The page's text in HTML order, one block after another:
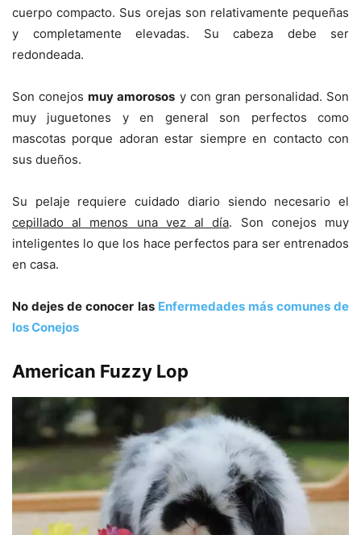
cuerpo compacto. Sus orejas son relativamente pequeñas
y completamente elevadas. Su cabeza debe ser
redondeada.
Son conejosmuy amorosos y con gran personalidad. Son
muy juguetones y en general son perfectos como
mascotas porque adoran estar siempre en contacto con
sus dueños.
Su pelaje requiere cuidado diario siendo necesario el
cepillado al menos una vez al día. Son conejos muy
inteligentes lo que los hace perfectos para ser entrenados
en casa.
No dejes de conocer las Enfermedades más comunes de
los Conejos
American Fuzzy Lop